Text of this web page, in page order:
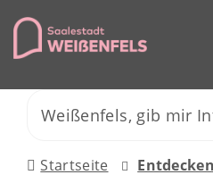
Startseite Entdecken